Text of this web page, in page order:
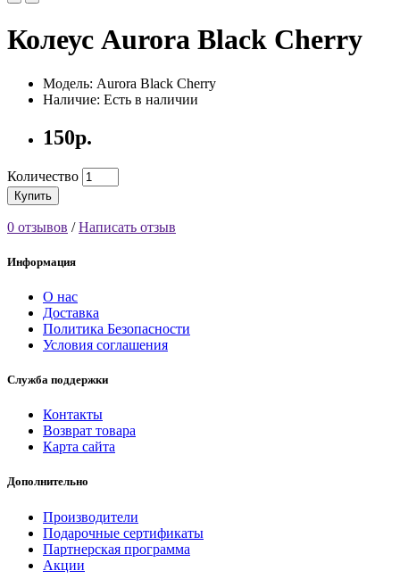
Колеус Aurora Black Cherry
Модель: Aurora Black Cherry
Наличие: Есть в наличии
150р.
Количество
Купить
0 отзывов /Написать отзыв
Информация
О нас
Доставка
Политика Безопасности
Условия соглашения
Служба поддержки
Контакты
Возврат товара
Карта сайта
Дополнительно
Производители
Подарочные сертификаты
Партнерская программа
Акции